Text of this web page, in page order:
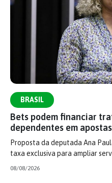
BRASIL
Bets podem financiar
dependentes em apostas
Proposta da deputada Ana
taxa exclusiva para ampliar
08/08/2026